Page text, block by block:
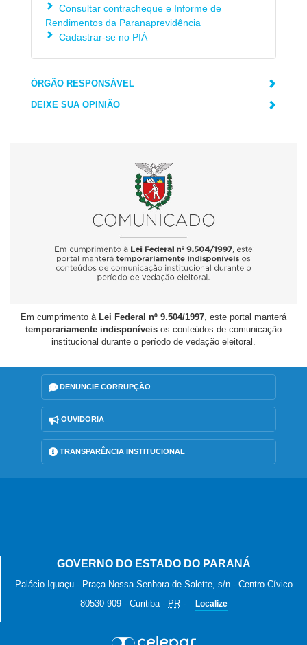
Consultar contracheque e Informe de
Rendimentos da Paranaprevidência
Cadastrar-se no PIÁ
ÓRGÃO RESPONSÁVEL
DEIXE SUA OPINIÃO
Em cumprimento à Lei Federal nº 9.504/1997, este portal manterá
temporariamente indisponíveis os conteúdos de comunicação
institucional durante o período de vedação eleitoral.
DENUNCIE CORRUPÇÃO
OUVIDORIA
TRANSPARÊNCIA INSTITUCIONAL
GOVERNO DO ESTADO DO PARANÁ
Palácio Iguaçu - Praça Nossa Senhora de Salette, s/n - Centro Cívico
80530-909 - Curitiba- PR - Localize